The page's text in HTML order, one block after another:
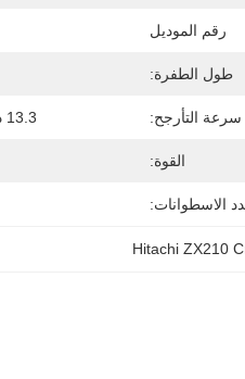
رقم الموديل
طول الطفرة:
سرعة التأرجح: 13.3 دورة في الدقيقة
القوة:
الاسطوانات:
Hitachi ZX210